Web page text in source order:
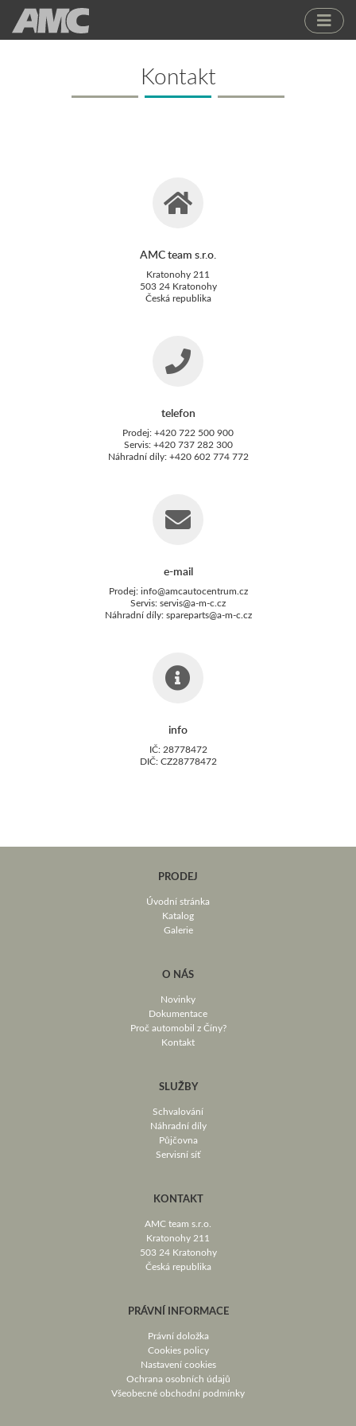
Kontakt
AMC team s.r.o.
Kratonohy 211
503 24 Kratonohy
Česká republika
telefon
Prodej: +420 722 500 900
Servis: +420 737 282 300
Náhradní díly: +420 602 774 772
e-mail
Prodej:info@amcautocentrum.cz
Servis:servis@a-m-c.cz
Náhradní díly:spareparts@a-m-c.cz
info
IČ: 28778472
DIČ: CZ28778472
PRODEJ
Úvodní stránka
Katalog
Galerie
O NÁS
Novinky
Dokumentace
Proč automobil z Číny?
Kontakt
SLUŽBY
Schvalování
Náhradní díly
Půjčovna
Servisní síť
KONTAKT
AMC team s.r.o.
Kratonohy 211
503 24 Kratonohy
Česká republika
PRÁVNÍ INFORMACE
Právní doložka
Cookies policy
Nastavení cookies
Ochrana osobních údajů
Všeobecné obchodní podmínky